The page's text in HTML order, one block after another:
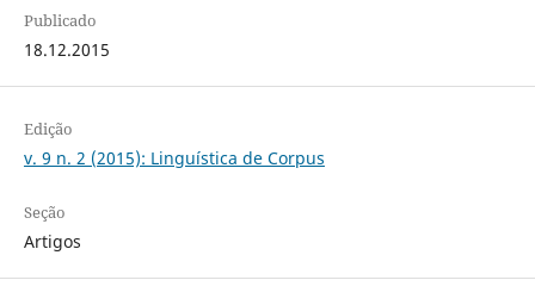
Publicado
18.12.2015
Edição
v. 9 n. 2 (2015): Linguística de Corpus
Seção
Artigos